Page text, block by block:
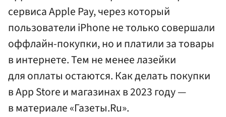
сервиса Apple Pay, через который
пользователи iPhone не только совершали
оффлайн-покупки, но и платили за товары
в интернете. Тем не менее лазейки
для оплаты остаются. Как делать покупки
в App Store и магазинах в 2023 году —
в материале «Газеты.Ru».